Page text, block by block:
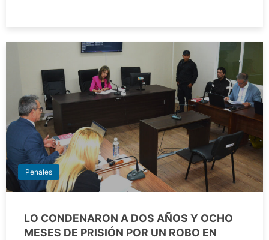
Penales
LO CONDENARON A DOS AÑOS Y OCHO
MESES DE PRISIÓN POR UN ROBO EN